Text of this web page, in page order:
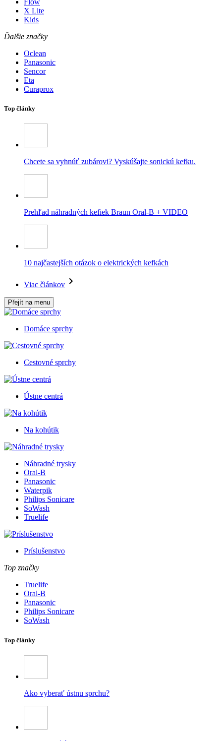
Flow
X Lite
Kids
Ďalšie značky
Oclean
Panasonic
Sencor
Eta
Curaprox
Top články
Chcete sa vyhnúť zubárovi? Vyskúšajte sonickú kefku.
Prehľad náhradných kefiek Braun Oral-B + VIDEO
10 najčastejších otázok o elektrických kefkách
Viac článkov
Přejít na menu
Domáce sprchy
Cestovné sprchy
Ústne centrá
Na kohútik
Náhradné trysky
Oral-B
Panasonic
Waterpik
Philips Sonicare
SoWash
Truelife
Príslušenstvo
Top značky
Truelife
Oral-B
Panasonic
Philips Sonicare
SoWash
Top články
Ako vyberať ústnu sprchu?